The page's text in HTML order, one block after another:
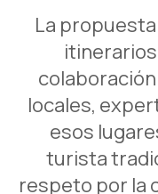
La
locales,
esos
turista
respeto por la